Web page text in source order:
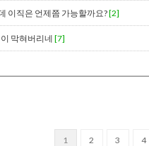
이직은 언제쯤 가능할까요?[2]
막혀버리네[7]
1 2 3 4